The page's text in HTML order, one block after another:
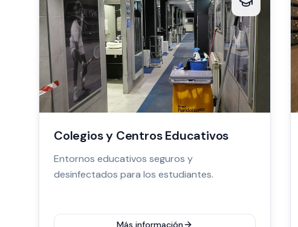
Colegios y Centros Educativos
Entornos educativos seguros y
desinfectados para los estudiantes.
Más información